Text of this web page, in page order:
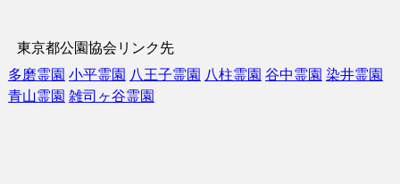
東京都公園協会リンク先
多磨霊園 小平霊園 八王子霊園 八柱霊園 谷中霊園 染井霊園
青山霊園 雑司ヶ谷霊園